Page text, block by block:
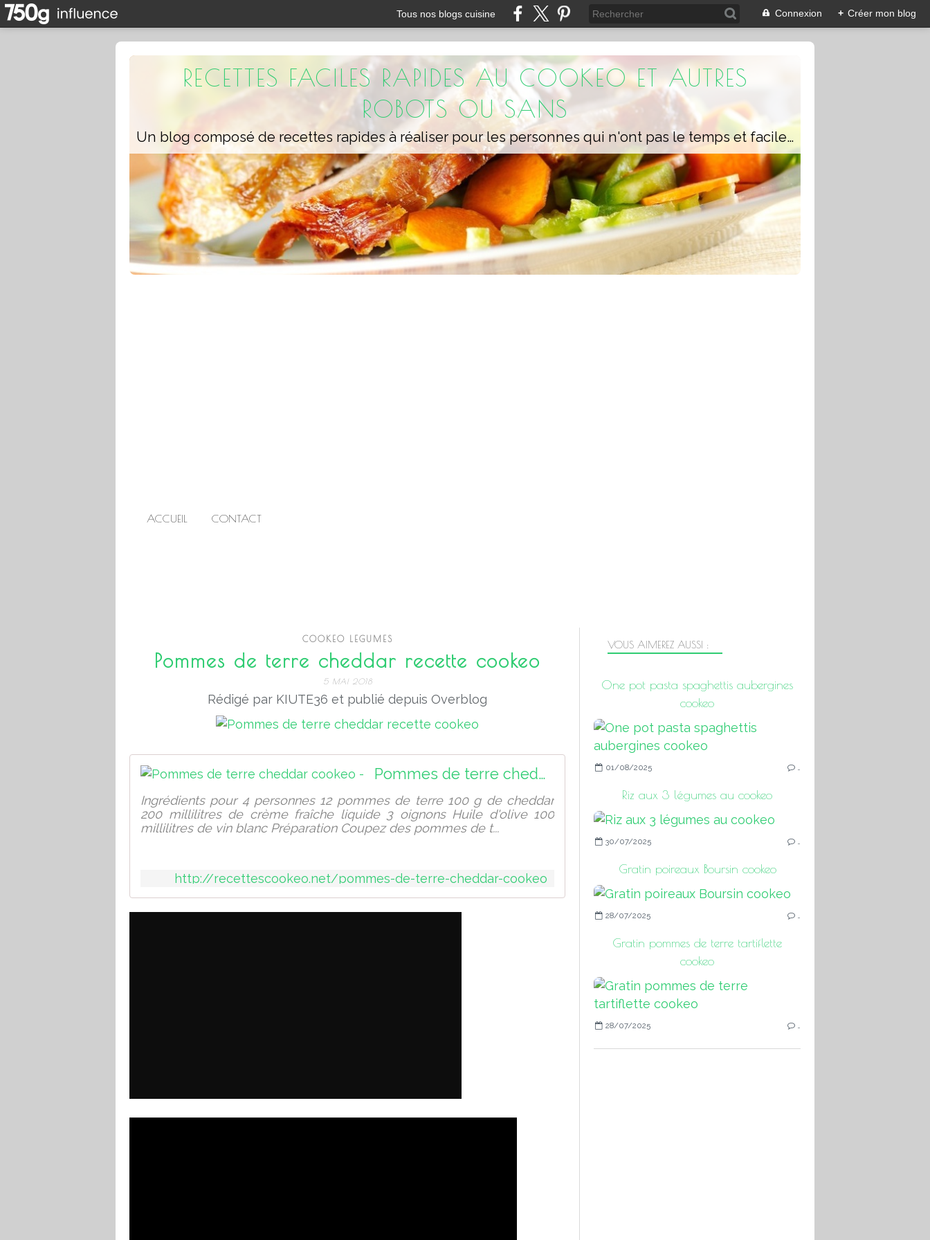
Tous nos blogs cuisine Connexion + Créer mon blog
RECETTES FACILES RAPIDES AU COOKEO ET AUTRES
ROBOTS OU SANS
Un blog composé de recettes rapides à réaliser pour les personnes qui n'ont pas le temps et faciles pour pouvoir se régaler ou régaler toute la famille avec ou sans robot
ACCUEIL CONTACT
COOKEO LEGUMES
Pommes de terre cheddar recette cookeo
5 MAI 2018
Rédigé par KIUTE36 et publié depuis Overblog
Pommes de terre cheddar cookeo -
Ingrédients pour 4 personnes 12 pommes de terre 100 g de cheddar
200 millilitres de crème fraîche liquide 3 oignons Huile d'olive 100
millilitres de vin blanc Préparation Coupez des pommes de t...
http://recettescookeo.net/pommes-de-terre-cheddar-cookeo
VOUS AIMEREZ AUSSI :
One pot pasta spaghettis aubergines
cookeo
01/08/2025 …
Riz aux 3 légumes au cookeo
30/07/2025 …
Gratin poireaux Boursin cookeo
28/07/2025 …
Gratin pommes de terre tartiflette
cookeo
28/07/2025 …